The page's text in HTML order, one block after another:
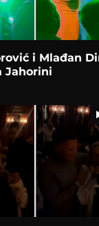
i Mlađan
Jahorini